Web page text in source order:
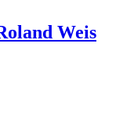
Weis